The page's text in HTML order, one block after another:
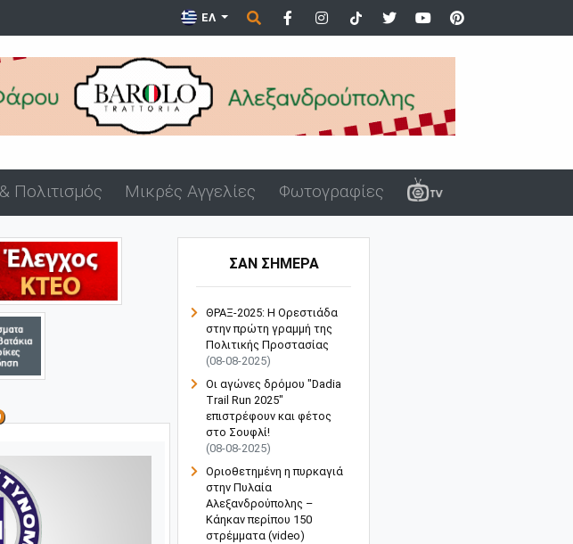
Πανήγυρη Αγίου Εύπλου στο λιμάνι της Αλεξανδρούπολης
ΕΛ
Πολιτισμός Μικρές Αγγελίες Φωτογραφίες
ΣΑΝ ΣΗΜΕΡΑ
ΘΡΑΞ-2025: Η Ορεστιάδα
στην πρώτη γραμμή της
Πολιτικής Προστασίας
(08-08-2025)
Οι αγώνες δρόμου "Dadia
Trail Run 2025"
επιστρέφουν και φέτος
στο Σουφλί!
(08-08-2025)
Οριοθετημένη η πυρκαγιά
στην Πυλαία
Αλεξανδρούπολης –
Κάηκαν περίπου 150
στρέμματα (video)